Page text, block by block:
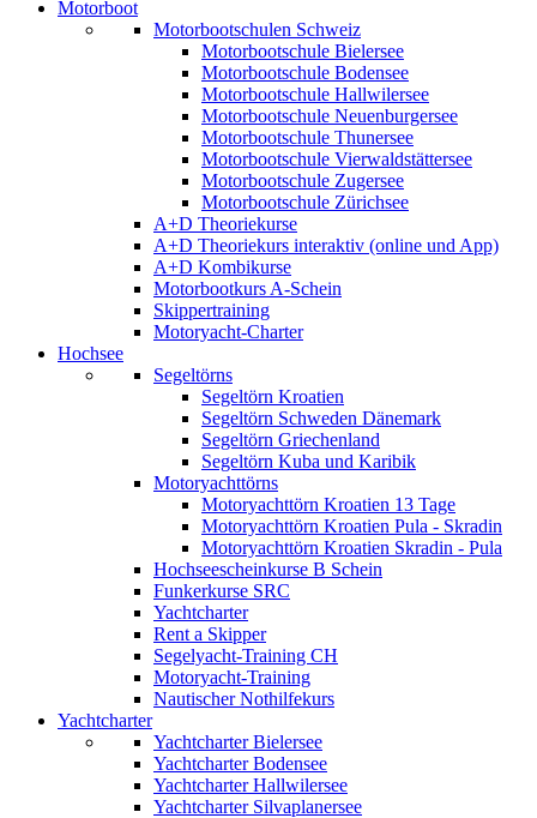
Motorboot
Motorbootschulen Schweiz
Motorbootschule Bielersee
Motorbootschule Bodensee
Motorbootschule Hallwilersee
Motorbootschule Neuenburgersee
Motorbootschule Thunersee
Motorbootschule Vierwaldstättersee
Motorbootschule Zugersee
Motorbootschule Zürichsee
A+D Theoriekurse
A+D Theoriekurs interaktiv (online und App)
A+D Kombikurse
Motorbootkurs A-Schein
Skippertraining
Motoryacht-Charter
Hochsee
Segeltörns
Segeltörn Kroatien
Segeltörn Schweden Dänemark
Segeltörn Griechenland
Segeltörn Kuba und Karibik
Motoryachttörns
Motoryachttörn Kroatien 13 Tage
Motoryachttörn Kroatien Pula - Skradin
Motoryachttörn Kroatien Skradin - Pula
Hochseescheinkurse B Schein
Funkerkurse SRC
Yachtcharter
Rent a Skipper
Segelyacht-Training CH
Motoryacht-Training
Nautischer Nothilfekurs
Yachtcharter
Yachtcharter Bielersee
Yachtcharter Bodensee
Yachtcharter Hallwilersee
Yachtcharter Silvaplanersee